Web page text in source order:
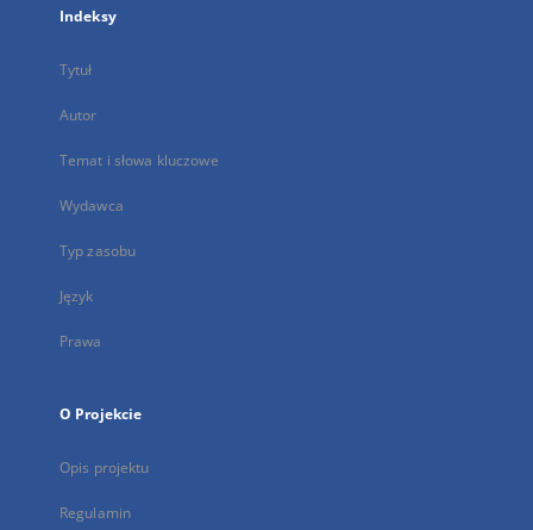
Indeksy
Tytuł
Autor
Temat i słowa kluczowe
Wydawca
Typ zasobu
Język
Prawa
O Projekcie
Opis projektu
Regulamin